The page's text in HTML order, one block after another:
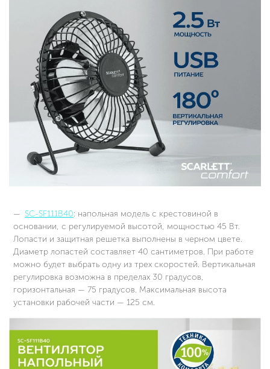
SC-SF111B40: напольная модель с крестовиной в
основании, с регулируемой высотой, мощностью 45 Вт.
Лопасти и защитная решетка выполнены в черном цвете.
Диаметр лопастей составляет 40 сантиметров. При работе
можно будет выбрать одну из трех скоростей. Вертикальная
регулировка возможна в пределах 30 градусов,
горизонтальная — 75 градусов. Максимальная высота
установки рабочей части — 125 см.